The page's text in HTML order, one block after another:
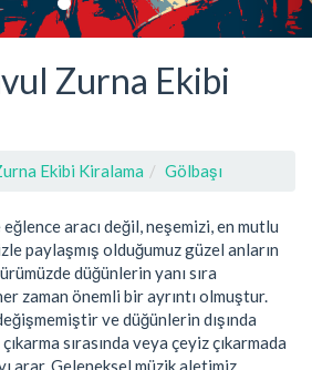
Zurna Ekibi
Ekibi Kiralama Gölbaşı
aracı değil, neşemizi, en mutlu
paylaşmış olduğumuz güzel anların
düğünlerin yanı sıra
zaman önemli bir ayrıntı olmuştur.
ve düğünlerin dışında
sırasında veya çeyiz çıkarmada
arar. Geleneksel müzik aletimiz